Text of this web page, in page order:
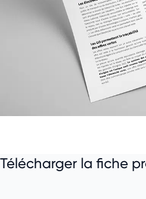
Télécharger la fiche